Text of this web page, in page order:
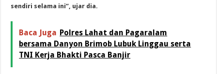
sendiri selama ini”, ujar dia.
Baca Juga Polres Lahat dan Pagaralam
bersama Danyon Brimob Lubuk Linggau serta
TNI Kerja Bhakti Pasca Banjir